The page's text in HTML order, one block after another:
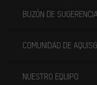
BUZÓN DE
COMUNIDAD DE
NUESTRO EQUIPO